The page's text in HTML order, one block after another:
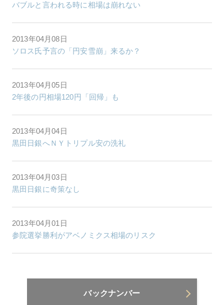
バブルと言われる時に相場は崩れない
2013年04月08日
ソロス氏予言の「円安雪崩」来るか？
2013年04月05日
2年後の円相場120円「回帰」も
2013年04月04日
黒田日銀へＮＹトリプル安の洗礼
2013年04月03日
黒田日銀に奇策なし
2013年04月01日
参院選挙勝利がアベノミクス相場のリスク
バックナンバー